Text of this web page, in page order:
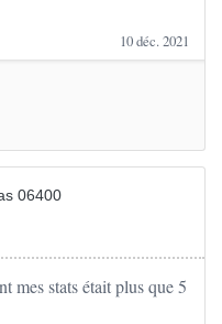
10 déc. 2021
06400
mes stats était plus que 5